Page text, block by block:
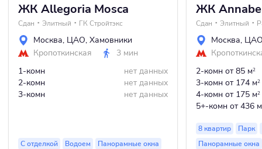
ЖК Allegoria Mosca
Сдан Элитный ГК Стройтэкс
Москва, ЦАО, Хамовники
Кропоткинская
3 мин
1-комн
нет данных
2-комн
нет данных
3-комн
нет данных
С отделкой Водоем Панорамные окна
ЖК
Сдан Элитный
Москва,
2-комн от 85 м2
3-комн от 174 м2
4-комн от 175 м2
5+-комн от 436 м
8 квартир
Парк
Панорамные окна